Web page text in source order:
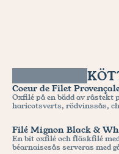
Coeur de Filet
Oxfilé på en bädd av råstekt
haricotsverts, rödvinssås,
Filé Mignon Black &
En bit oxfilé och fläskfilé
béarnaisesås serveras med